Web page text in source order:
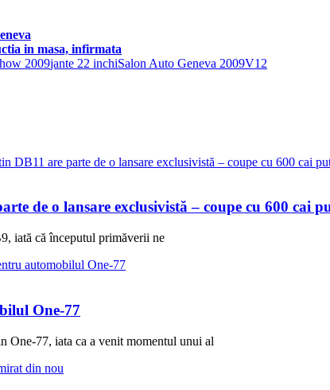
in masa, infirmata
2009jante 22 inchiSalon Auto Geneva 2009V12
de o lansare exclusivistă – coupe cu 600 cai
iată că începutul primăverii ne
One-77
One-77, iata ca a venit momentul unui al